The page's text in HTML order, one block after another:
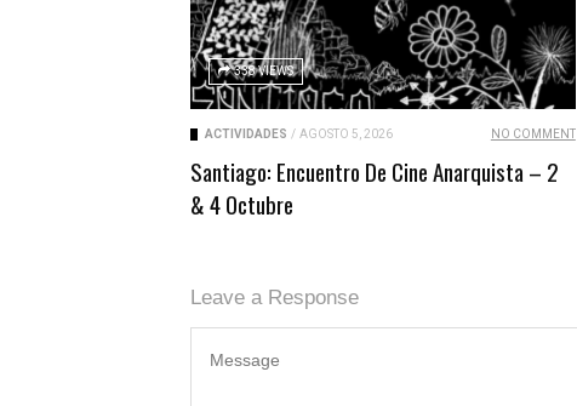
338 VIEWS
ACTIVIDADES / AGOSTO 5, 2026 NO COMMENT
Santiago: Encuentro De Cine Anarquista – 2
& 4 Octubre
Leave a Response